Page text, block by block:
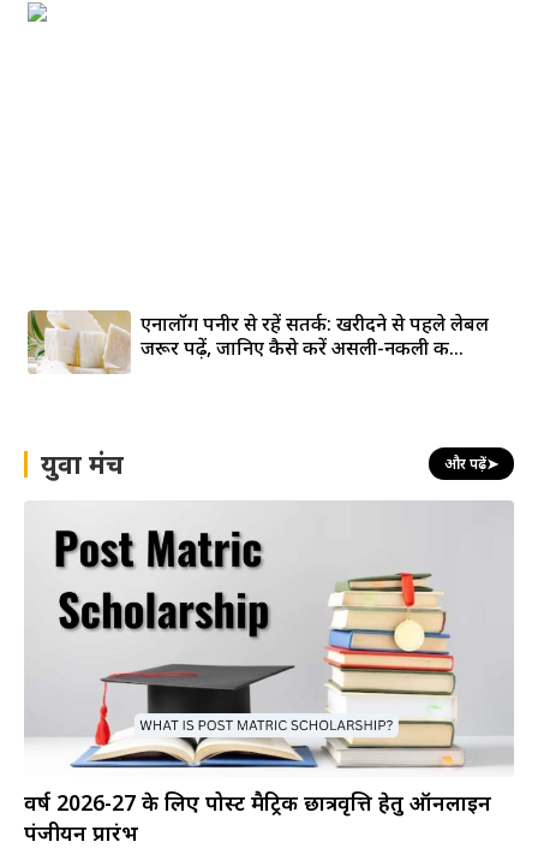
एनालॉग पनीर से रहें सतर्क: खरीदने से पहले लेबल
जरूर पढ़ें, जानिए कैसे करें असली-नकली की...
युवा मंच और पढ़ें➤
वर्ष 2026-27 के लिए पोस्ट मैट्रिक छात्रवृत्ति हेतु ऑनलाइन
पंजीयन प्रारंभ